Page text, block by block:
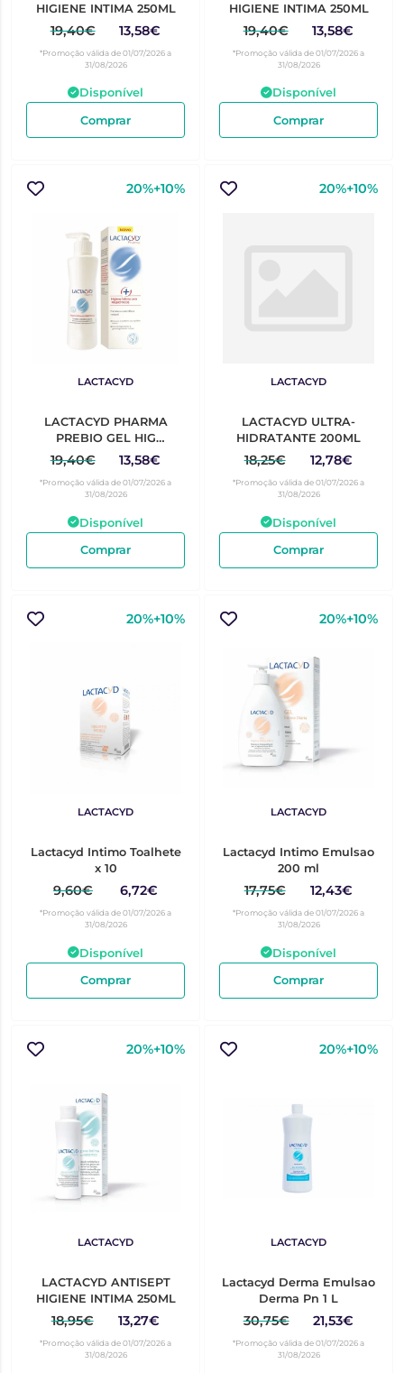
HIGIENE INTIMA 250ML
19,40€ 13,58€
*Promoção válida de 01/07/2026 a
31/08/2026
Disponível
Comprar
HIGIENE INTIMA 250ML
19,40€ 13,58€
*Promoção válida de 01/07/2026 a
31/08/2026
Disponível
Comprar
20%+10%
LACTACYD
LACTACYD PHARMA
PREBIO GEL HIG
INT250ML
19,40€ 13,58€
*Promoção válida de 01/07/2026 a
31/08/2026
Disponível
Comprar
20%+10%
LACTACYD
LACTACYD ULTRA-
HIDRATANTE 200ML
18,25€ 12,78€
*Promoção válida de 01/07/2026 a
31/08/2026
Disponível
Comprar
20%+10%
LACTACYD
Lactacyd Intimo Toalhete
x 10
9,60€ 6,72€
*Promoção válida de 01/07/2026 a
31/08/2026
Disponível
Comprar
20%+10%
LACTACYD
Lactacyd Intimo Emulsao
200 ml
17,75€ 12,43€
*Promoção válida de 01/07/2026 a
31/08/2026
Disponível
Comprar
20%+10%
LACTACYD
LACTACYD ANTISEPT
HIGIENE INTIMA 250ML
18,95€ 13,27€
*Promoção válida de 01/07/2026 a
31/08/2026
20%+10%
LACTACYD
Lactacyd Derma Emulsao
Derma Pn 1 L
30,75€ 21,53€
*Promoção válida de 01/07/2026 a
31/08/2026